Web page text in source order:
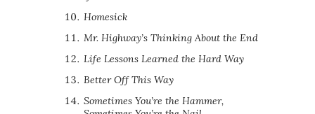
Homesick
Mr. Highway’s Thinking About the End
Life Lessons Learned the Hard Way
Better Off This Way
Sometimes You’re the Hammer,